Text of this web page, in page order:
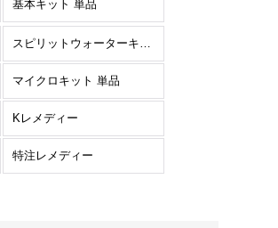
基本キット 単品
スピリットウォーターキット 単品
マイクロキット 単品
Kレメディー
特注レメディー